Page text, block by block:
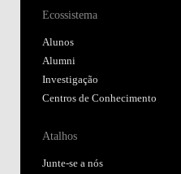
Ecossistema
Alunos
Alumni
Investigação
Centros de Conhecimento
Atalhos
Junte-se a nós